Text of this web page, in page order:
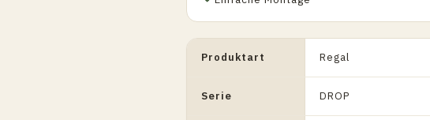
Produktart Regal
Serie DROP